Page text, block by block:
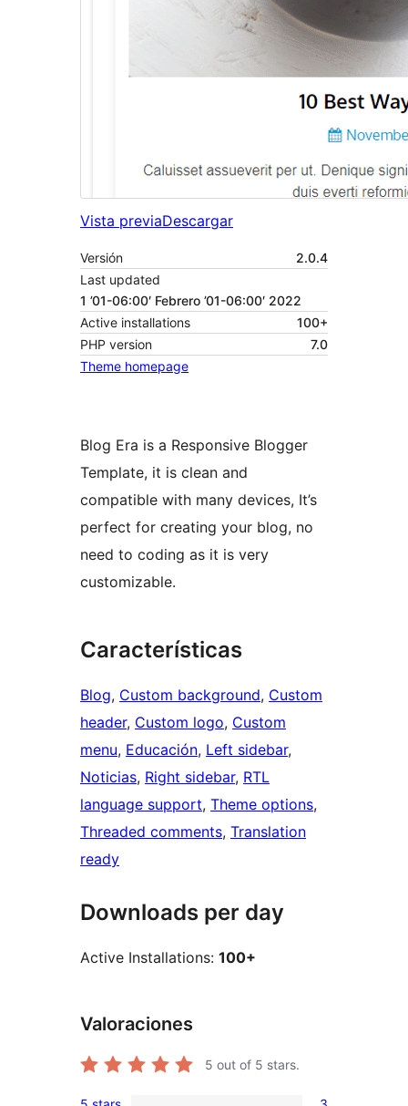
Vista previaDescargar
Versión
2.0.4
Last updated
1 ’01-06:00′ Febrero ’01-06:00′ 2022
Active installations
100+
PHP version
7.0
Theme homepage
Blog Era is a Responsive Blogger
Template, it is clean and
compatible with many devices, It’s
perfect for creating your blog, no
need to coding as it is very
customizable.
Características
Blog, Custom background, Custom
header, Custom logo, Custom
menu, Educación, Left sidebar
Noticias, Right sidebar, RTL
language support, Theme options
Threaded comments, Translation
ready
Downloads per day
Active Installations: 100+
Valoraciones
5 out of 5 stars.